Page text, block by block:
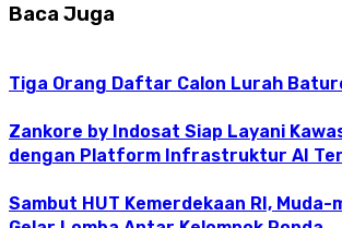
Baca Juga
Tiga Orang Daftar Calon Lurah
Zankore by Indosat Siap Layani
dengan Platform Infrastruktur AI
Sambut HUT Kemerdekaan RI, Muda-